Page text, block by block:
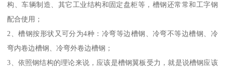
构、车辆制造、其它工业结构和固定盘柜等，槽钢还常常和工字钢
配合使用；
2、槽钢按形状又可分为4种：冷弯等边槽钢、冷弯不等边槽钢、冷
弯内卷边槽钢、冷弯外卷边槽钢；
3、依照钢结构的理论来说，应该是槽钢翼板受力，就是说槽钢应该